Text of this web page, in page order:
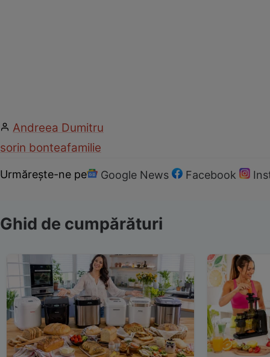
Andreea Dumitru
sorin bonteafamilie
Urmărește-ne pe Google News Facebook
Ghid de cumpărături